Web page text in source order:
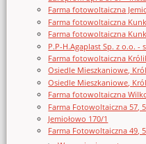
Farma fotowoltaiczna
Farma fotowoltaiczna
Farma fotowoltaiczna
P.P-H.Agaplast Sp. z o.o. -
Farma fotowoltaiczna
Osiedle Mieszkaniowe,
Osiedle Mieszkaniowe,
Farma fotowoltaiczna
Farma Fotowoltaiczna 57,
Jemiołowo 170/1
Farma Fotowoltaiczna 49,